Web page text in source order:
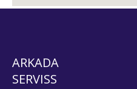
ARKADA
SERVISS